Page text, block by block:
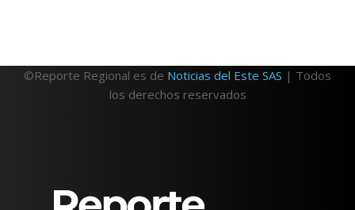
©Reporte Regional es de Noticias del Este SAS | Todos
los derechos reservados